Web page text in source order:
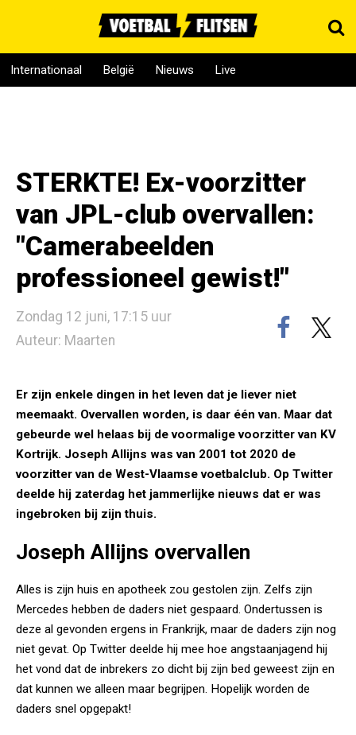
Internationaal België Nieuws Live
STERKTE! Ex-voorzitter
van JPL-club overvallen:
"Camerabeelden
professioneel gewist!"
Zondag 12 juni, 17:15 uur
Auteur: Maarten
Er zijn enkele dingen in het leven dat je liever niet
meemaakt. Overvallen worden, is daar één van. Maar dat
gebeurde wel helaas bij de voormalige voorzitter van KV
Kortrijk. Joseph Allijns was van 2001 tot 2020 de
voorzitter van de West-Vlaamse voetbalclub. Op Twitter
deelde hij zaterdag het jammerlijke nieuws dat er was
ingebroken bij zijn thuis.
Joseph Allijns overvallen
Alles is zijn huis en apotheek zou gestolen zijn. Zelfs zijn
Mercedes hebben de daders niet gespaard. Ondertussen is
deze al gevonden ergens in Frankrijk, maar de daders zijn nog
niet gevat. Op Twitter deelde hij mee hoe angstaanjagend hij
het vond dat de inbrekers zo dicht bij zijn bed geweest zijn en
dat kunnen we alleen maar begrijpen. Hopelijk worden de
daders snel opgepakt!